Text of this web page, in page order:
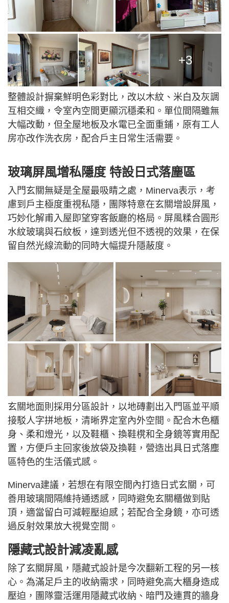
+3
整體設計摒棄鮮明色彩對比，改以木紋、米白及灰調
互相交織，令室內空間更顯沉穩柔和。單位間隔雖無
大幅改動，但全屋地板及水電已全面重鋪，原有工人
房亦改作洗衣房，配合戶主日常生活需要。
玻璃屏風增私隱度 特設日式落塵區
入門玄關無疑是全屋最吸睛之處，Minerva表示，考
慮到戶主極度重視私隱，團隊特意在玄關增設屏風，
巧妙化解甫入屋即望穿客飯廳的格局。屏風糅合圓形
水紋玻璃與石紋板，達到透光但不透視的效果，在保
留自然光線流動的同時大幅提升隱蔽度。
玄關地面則採用分區設計，以地磚劃出入門區並平順
接駁人字拼地板，清晰界定室內外空間。配合木色櫃
身、柔和燈光，以及鞋櫃、換鞋櫈和全身鏡等實用配
置，方便戶主回家後放袋及換鞋，營造出具日式落塵
區特色的生活儀式感。
Minerva建議，若想在有限空間內打造日式玄關，可
善用玻璃間隔維持通透感，同時避免玄關櫃做到貼
頂，適當留白可減輕壓迫感；若配合全身鏡，亦可透
過反射效果放大視覺空間。
隱藏式設計減凌亂感
除了玄關屏風，隱藏式設計是今次翻新工程的另一核
心。為滿足戶主的收納需求，同時避免高大櫃身造成
壓迫，團隊靈活運用隱藏式收納、暗門及連貫的牆身